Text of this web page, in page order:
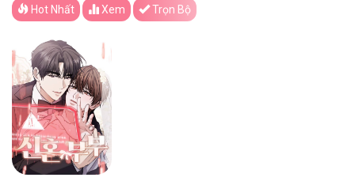
Hot Nhất Xem Trọn Bộ